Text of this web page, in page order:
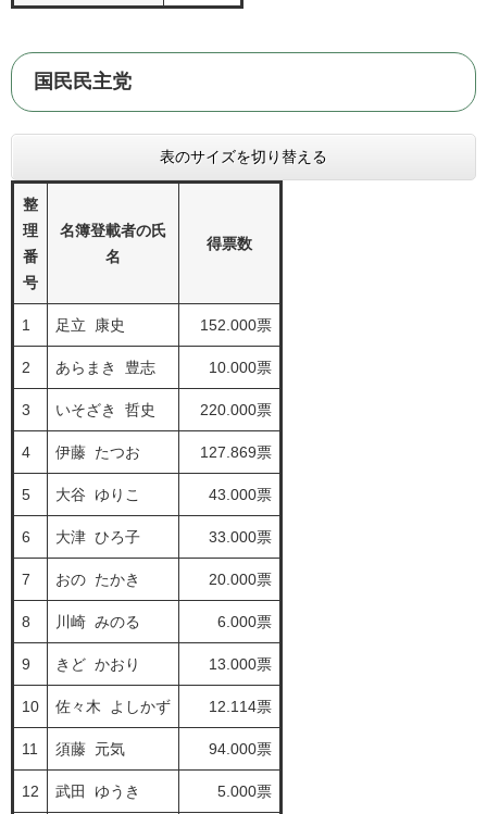
国民民主党
表のサイズを切り替える
整
理
番
号
名簿登載者の氏
名
得票数
1 足立 康史 152.000票
2 あらまき 豊志 10.000票
3 いそざき 哲史 220.000票
4 伊藤 たつお 127.869票
5 大谷 ゆりこ 43.000票
6 大津 ひろ子 33.000票
7 おの たかき 20.000票
8 川崎 みのる 6.000票
9 きど かおり 13.000票
10 佐々木 よしかず 12.114票
11 須藤 元気 94.000票
12 武田 ゆうき 5.000票